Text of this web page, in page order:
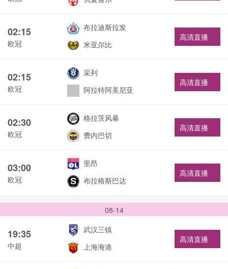
02:15
欧冠
布拉迪斯拉发
米亚尔比
高清直播
02:15
欧冠
采列
阿拉特阿美尼亚
高清直播
02:30
欧冠
格拉茨风暴
费内巴切
高清直播
03:00
欧冠
里昂
布拉格斯巴达
高清直播
08-14
19:35
中超
武汉三镇
上海海港
高清直播